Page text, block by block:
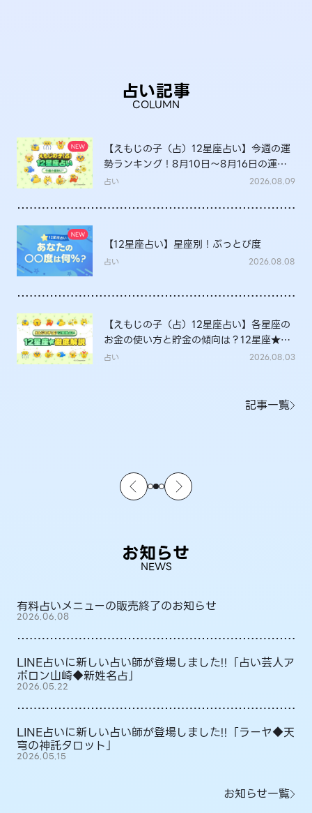
占い記事
COLUMN
【えもじの子（占）12星座占い】今週の運
勢ランキング！8月10日～8月16日の運勢
は？
占い 2026.08.09
【12星座占い】星座別！ぶっとび度
占い 2026.08.08
【えもじの子（占）12星座占い】各星座の
お金の使い方と貯金の傾向は？12星座★徹
底解説
占い 2026.08.03
記事一覧
お知らせ
NEWS
有料占いメニューの販売終了のお知らせ
2026.06.08
LINE占いに新しい占い師が登場しました!!「占い芸人ア
ポロン山崎◆新姓名占」
2026.05.22
LINE占いに新しい占い師が登場しました!!「ラーヤ◆天
穹の神託タロット」
2026.05.15
お知らせ一覧